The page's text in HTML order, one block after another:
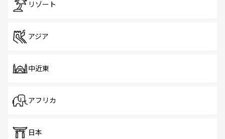
リゾート
アジア
中近東
アフリカ
日本